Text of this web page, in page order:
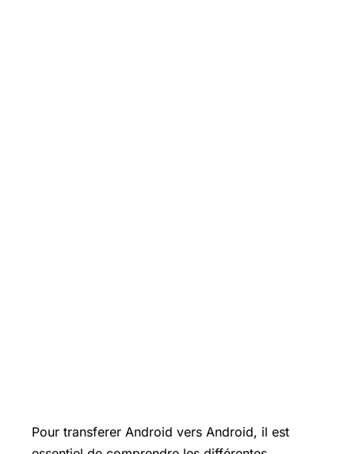
Pour transferer Android vers Android, il est